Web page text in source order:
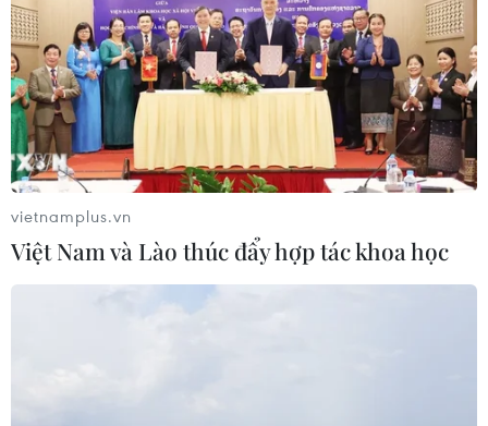
TIN CÙNG CHUYÊN MỤC
Bất chấp nắng nóng kỷ lục, du khách
vietnamplus.vn
Việt Nam và Lào thúc đẩy hợp tác khoa học